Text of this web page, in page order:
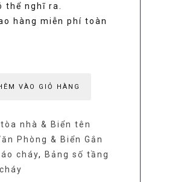
nghĩ ra.
hàng miễn phí toàn
VÀO GIỎ HÀNG
nhà & Biển tên
Phòng & Biển Gắn
cháy,
Bảng số tầng